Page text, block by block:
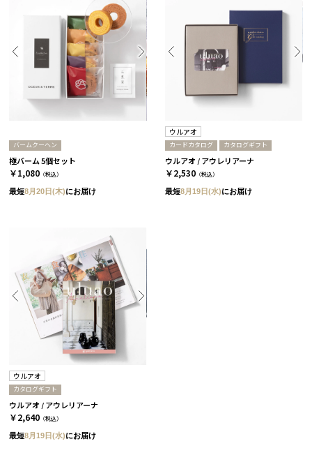
バームクーヘン
極バーム 5個セット
￥1,080 （税込）
最短8月20日(木)にお届け
ウルアオ
カードカタログ カタログギフト
ウルアオ / アウレリアーナ
￥2,530 （税込）
最短8月19日(水)にお届け
ウルアオ
カタログギフト
ウルアオ / アウレリアーナ
￥2,640 （税込）
最短8月19日(水)にお届け